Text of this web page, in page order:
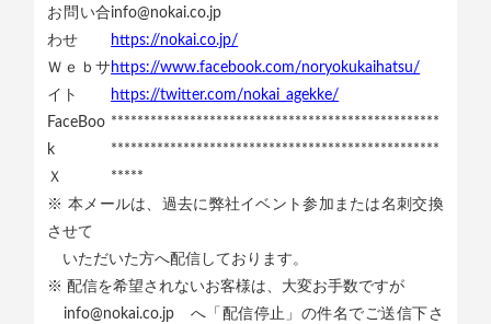
お問い合
わせ
Ｗｅｂサ
イト
FaceBoo
k
Ｘ
info@nokai.co.jp
https://nokai.co.jp/
https://www.facebook.com/noryokukaihatsu/
https://twitter.com/nokai_agekke/
**************************************************
**************************************************
*****
※ 本メールは、過去に弊社イベント参加または名刺交換
させて
いただいた方へ配信しております。
※ 配信を希望されないお客様は、大変お手数ですが
info@nokai.co.jp へ「配信停止」の件名でご送信下さ